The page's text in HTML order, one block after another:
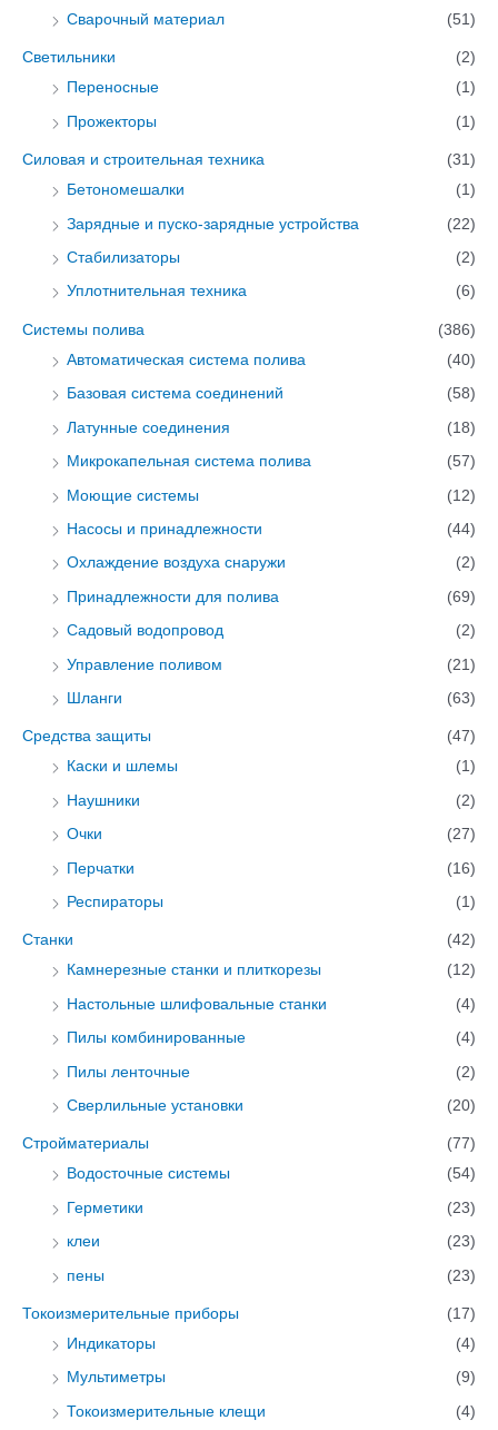
Сварочный материал (51)
Светильники
(2)
Переносные
(1)
Прожекторы (1)
Силовая и строительная техника
(31)
Бетономешалки
(1)
Зарядные и пуско-зарядные устройства (22)
Стабилизаторы (2)
Уплотнительная техника (6)
Системы полива
(386)
Автоматическая система полива
(40)
Базовая система соединений (58)
Латунные соединения (18)
Микрокапельная система полива (57)
Моющие системы (12)
Насосы и принадлежности (44)
Охлаждение воздуха снаружи (2)
Принадлежности для полива (69)
Садовый водопровод (2)
Управление поливом (21)
Шланги (63)
Средства защиты
(47)
Каски и шлемы
(1)
Наушники (2)
Очки (27)
Перчатки (16)
Респираторы (1)
Станки
(42)
Камнерезные станки и плиткорезы
(12)
Настольные шлифовальные станки (4)
Пилы комбинированные (4)
Пилы ленточные (2)
Сверлильные установки (20)
Стройматериалы
(77)
Водосточные системы
(54)
Герметики (23)
клеи (23)
пены (23)
Токоизмерительные приборы
(17)
Индикаторы
(4)
Мультиметры (9)
Токоизмерительные клещи (4)